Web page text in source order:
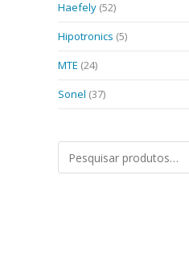
Haefely (52)
Hipotronics (5)
MTE (24)
Sonel (37)